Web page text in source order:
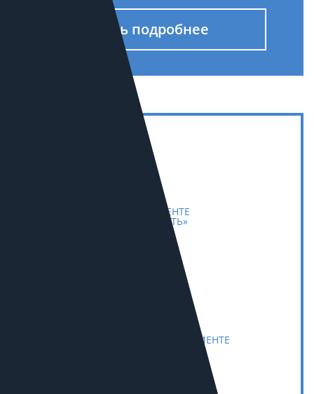
Узнать подробнее
В РОССИИ В СЕГМЕНТЕ
«ПРОМЫШЛЕННОСТЬ»
В РОССИИ В СЕГМЕНТЕ
«СТРОИТЕЛЬСТВО